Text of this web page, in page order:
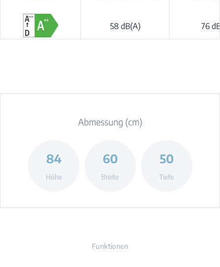
58 dB(A) 76
Abmessung (cm)
84
Höhe
60
Breite
50
Tiefe
Funktionen